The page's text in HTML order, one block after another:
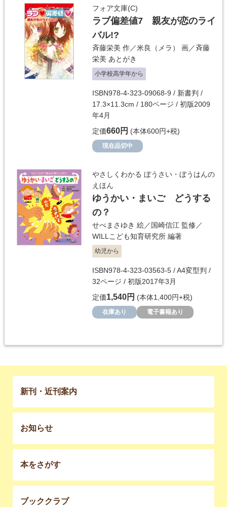
フォア文庫(C)
ラブ偏差値7 親友が恋のライ
バル!?
斉藤栄美 作／米良（メラ） 画／斉藤
栄美 あとがき
小学校高学年から
ISBN978-4-323-09068-9 / 新書判 /
17.3×11.3cm / 180ページ / 初版2009
年4月
定価660円 (本体600円+税)
現在品切中
やさしくわかる ぼうさい・ぼうはんの
えほん
ゆうかい・まいご どうする
の？
せべまさゆき 絵／ 国崎信江 監修／
WILLこども知育研究所 編著
幼児から
ISBN978-4-323-03563-5 / A4変型判 /
32ページ / 初版2017年3月
定価1,540円 (本体1,400円+税)
在庫あり 電子書籍あり
新刊・近刊案内
お知らせ
本をさがす
ブッククラブ